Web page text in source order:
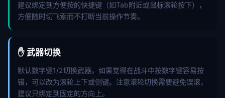
建议绑定到方便按的快捷键（如Tab附近或鼠标滚轮按下），
方便随时切飞索而不打断当前操作节奏。
✋ 武器切换
默认数字键1/2切换武器。如果觉得在战斗中按数字键容易按
错，可以改为滚轮上下或侧键。注意滚轮切换需要避免误滚，
建议只绑定到固定的方向上。